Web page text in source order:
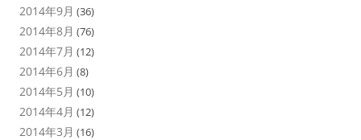
2014年9月 (36)
2014年8月 (76)
2014年7月 (12)
2014年6月 (8)
2014年5月 (10)
2014年4月 (12)
2014年3月 (16)